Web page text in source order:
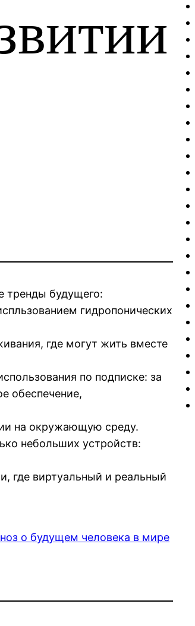
тренды будущего:
гидропонических
где могут жить вместе
по подписке: за
обеспечение,
на окружающую среду.
небольших устройств:
где виртуальный и реальный
о будущем человека в мире